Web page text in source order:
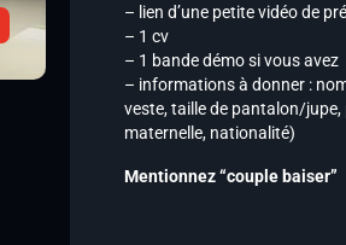
– lien d’une petite vidéo de
– 1 cv
– 1 bande démo si vous avez
– informations à donner :
veste, taille de pantalon/
maternelle, nationalité)
Mentionnez “couple baiser”